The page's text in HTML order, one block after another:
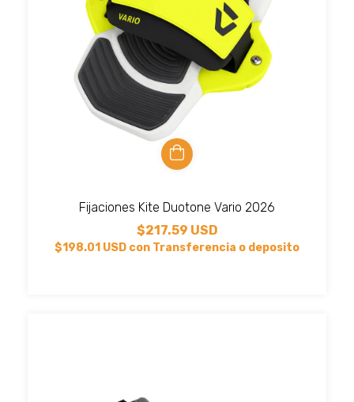
Fijaciones Kite Duotone Vario 2026
$217.59 USD
$198.01 USD con Transferencia o deposito